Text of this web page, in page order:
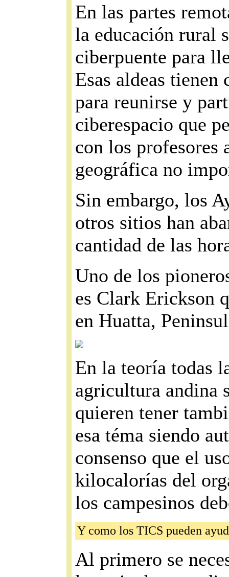
En las partes
la educación rural
ciberpuente para
Esas aldeas
para reunirse y
ciberespacio que
con los profesores
geográfica no
Sin embargo, los
otros sitios han
cantidad de las
Uno de los
es Clark Erickson
en Huatta,
En la teoría todas
agricultura andina
quieren tener
esa téma siendo
consenso que el
kilocalorías del
los campesinos
Y como los TICS pueden
Al primero se